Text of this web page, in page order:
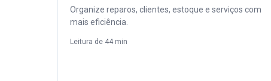
Organize reparos, clientes, estoque e serviços com
mais eficiência.
Leitura de 44 min